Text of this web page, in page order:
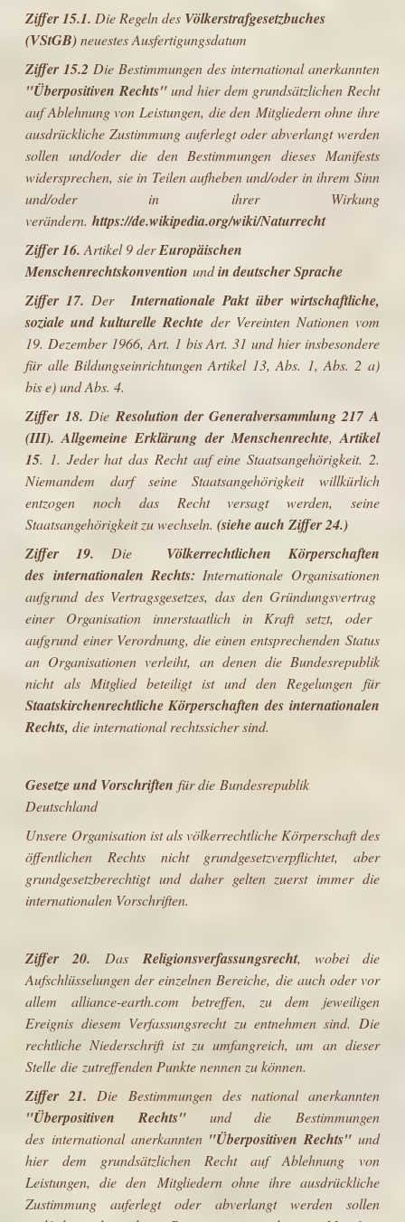
Ziffer 15.1. Die Regeln des Völkerstrafgesetzbuches
(VStGB)neuestes Ausfertigungsdatum
Ziffer 15.2 Die Bestimmungen des international anerkannten
"Überpositiven Rechts"und hier dem grundsätzlichen Recht
auf Ablehnung von Leistungen, die den Mitgliedern ohne ihre
ausdrückliche Zustimmung auferlegt oder abverlangt werden
sollen und/oder die den Bestimmungen dieses Manifests
widersprechen, sie in Teilen aufheben und/oder in ihrem Sinn
und/oder in ihrer Wirkung
verändern.https://de.wikipedia.org/wiki/Naturrecht
Ziffer 16. Artikel 9 derEuropäischen
Menschenrechtskonvention undin deutscher Sprache
Ziffer 17.Der Internationale Pakt über wirtschaftliche,
soziale und kulturelle Rechte der Vereinten Nationen vom
19. Dezember 1966, Art. 1 bis Art. 31 und hier insbesondere
für alle Bildungseinrichtungen Artikel 13, Abs. 1, Abs. 2 a)
bis e) und Abs. 4.
Ziffer 18. Die Resolution der Generalversammlung 217 A
(III). Allgemeine Erklärung der Menschenrechte, Artikel
15. 1. Jeder hat das Recht auf eine Staatsangehörigkeit. 2.
Niemandem darf seine Staatsangehörigkeit willkürlich
entzogen noch das Recht versagt werden, seine
Staatsangehörigkeit zu wechseln.(siehe auch Ziffer 24.)
Ziffer 19. Die Völkerrechtlichen Körperschaften
des internationalen Rechts: Internationale Organisationen
aufgrund des Vertragsgesetzes, das den Gründungsvertrag
einer Organisation innerstaatlich in Kraft setzt, oder
aufgrund einer Verordnung, die einen entsprechenden Status
an Organisationen verleiht, an denen die Bundesrepublik
nicht als Mitglied beteiligt ist und den Regelungen für
StaatskirchenrechtlicheKörperschaften des internationalen
Rechts,die international rechtssicher sind.
Gesetze und Vorschriftenfür die Bundesrepublik
Deutschland
Unsere Organisation ist als völkerrechtliche Körperschaft des
öffentlichen Rechts nicht grundgesetzverpflichtet, aber
grundgesetzberechtigt und daher gelten zuerst immer die
internationalen Vorschriften.
Ziffer 20. Das Religionsverfassungsrecht, wobei die
Aufschlüsselungen der einzelnen Bereiche, die auch oder vor
allem alliance-earth.com betreffen, zu dem jeweiligen
Ereignis diesem Verfassungsrecht zu entnehmen sind. Die
rechtliche Niederschrift ist zu umfangreich, um an dieser
Stelle die zutreffenden Punkte nennen zu können.
Ziffer 21. Die Bestimmungen des national anerkannten
"Überpositiven Rechts"und die Bestimmungen
des international anerkannten "Überpositiven Rechts"und
hier dem grundsätzlichen Recht auf Ablehnung von
Leistungen, die den Mitgliedern ohne ihre ausdrückliche
Zustimmung auferlegt oder abverlangt werden sollen